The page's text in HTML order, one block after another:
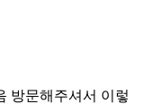
방문해주셔서 이렇